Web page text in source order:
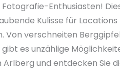
Enthusiasten!
Kulisse für
verschneiten
es unzählige
und entdecken Sie